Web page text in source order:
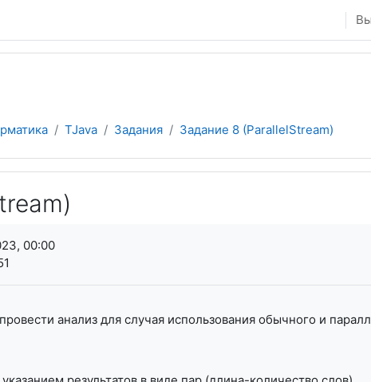
TJava Задания Задание 8 (ParallelStream)
00:00
анализ для случая использования обычного и